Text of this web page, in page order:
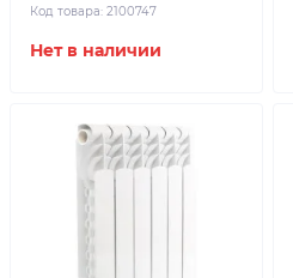
Код товара: 2100747
Нет в наличии